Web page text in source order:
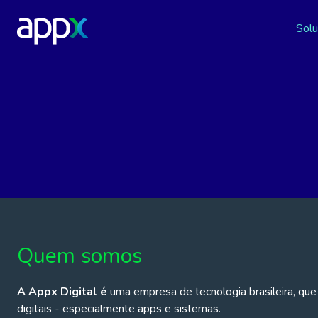
Quem somos
A Appx Digital é uma empresa de tecnologia brasileira,
digitais - especialmente apps e sistemas.